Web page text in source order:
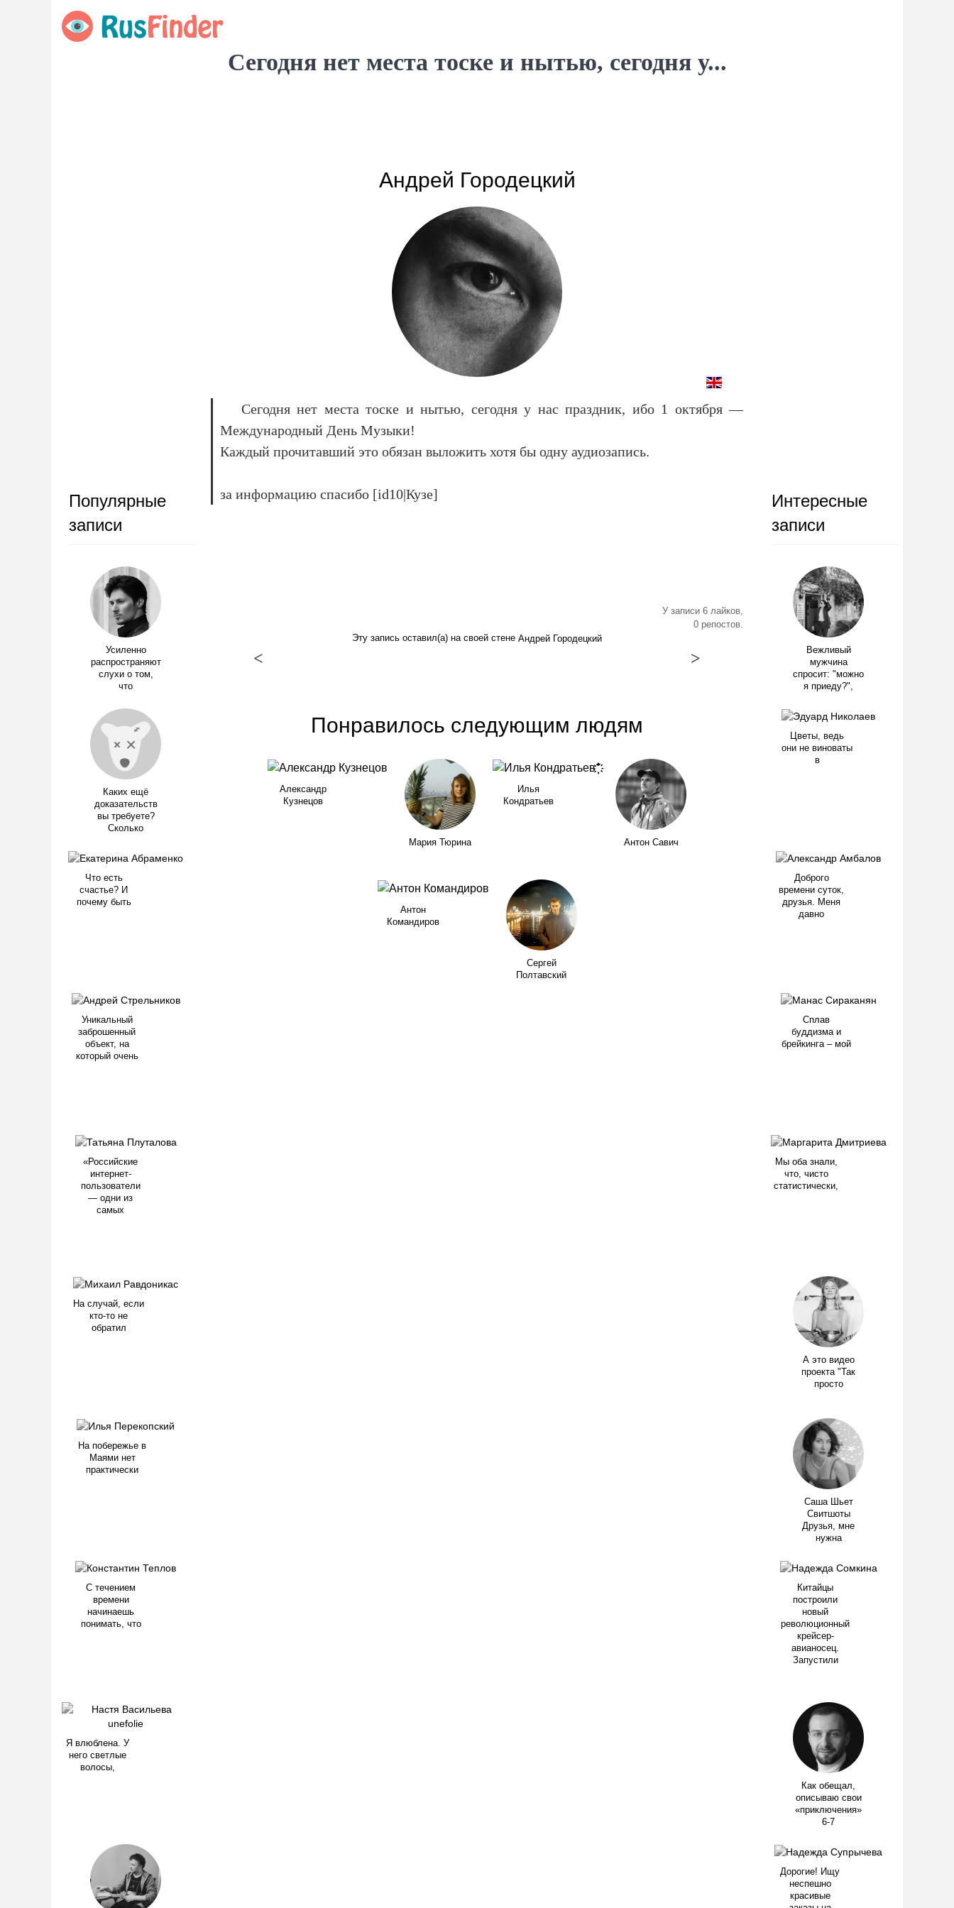
Сегодня нет места тоске и нытью, сегодня у...
Андрей Городецкий
Сегодня нет места тоске и нытью, сегодня у нас праздник, ибо 1 октября —
Международный День Музыки!
Каждый прочитавший это обязан выложить хотя бы одну аудиозапись.
за информацию спасибо [id10|Кузе]
У записи 6 лайков,
0 репостов.
Эту запись оставил(а) на своей стене Андрей Городецкий
< >
Понравилось следующим людям
Александр
Кузнецов
Мария Тюрина
Илья
Кондратьев
Антон Савич
Антон
Командиров
Сергей
Полтавский
Популярные
записи
Усиленно
распространяют
слухи о том,
что
Каких ещё
доказательств
вы требуете?
Сколько
Что есть
счастье? И
почему быть
Уникальный
заброшенный
объект, на
который очень
«Российские
интернет-
пользователи
— одни из
самых
На случай, если
кто-то не
обратил
На побережье в
Маями нет
практически
С течением
времени
начинаешь
понимать, что
Я влюблена. У
него светлые
волосы,
Интересные
записи
Вежливый
мужчина
спросит: "можно
я приеду?",
Цветы, ведь
они не виноваты
в
Доброго
времени суток,
друзья. Меня
давно
Сплав
буддизма и
брейкинга – мой
Мы оба знали,
что, чисто
статистически,
А это видео
проекта "Так
просто
Саша Шьет
Свитшоты
Друзья, мне
нужна
Китайцы
построили
новый
революционный
крейсер-
авианосец.
Запустили
Как обещал,
описываю свои
«приключения»
6-7
Дорогие! Ищу
неспешно
красивые